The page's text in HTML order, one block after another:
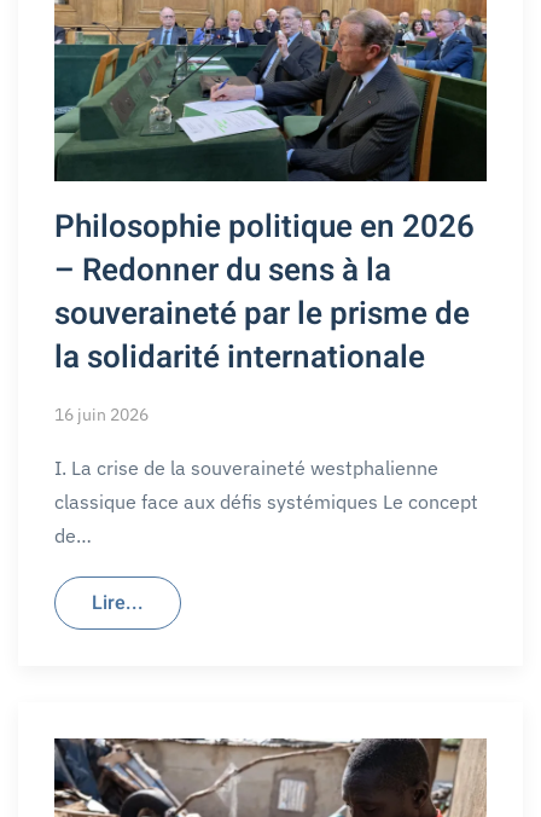
Philosophie politique en 2026
– Redonner du sens à la
souveraineté par le prisme de
la solidarité internationale
16 juin 2026
I. La crise de la souveraineté westphalienne
classique face aux défis systémiques Le concept
de…
Lire...